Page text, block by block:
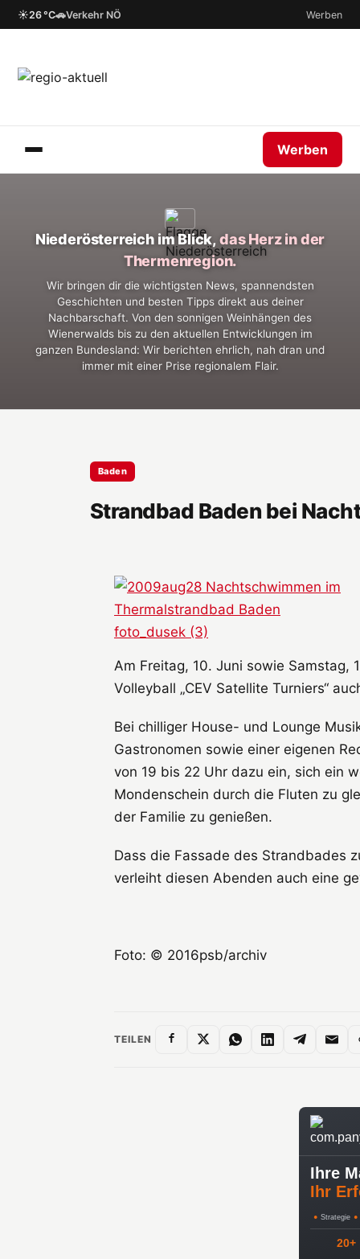
☀26 °C🚗Verkehr NÖ Werben
Werben
Niederösterreich im Blick, das Herz in der
Thermenregion.
Wir bringen dir die wichtigsten News, spannendsten
Geschichten und besten Tipps direkt aus deiner
Nachbarschaft. Von den sonnigen Weinhängen des
Wienerwalds bis zu den aktuellen Entwicklungen im
ganzen Bundesland: Wir berichten ehrlich, nah dran und
immer mit einer Prise regionalem Flair.
Baden
Strandbad Baden bei
Am Freitag, 10. Juni sowie Samstag,
Volleyball „CEV Satellite Turniers“
Bei chilliger House- und Lounge
Gastronomen sowie einer eigenen
von 19 bis 22 Uhr dazu ein, sich ein
Mondenschein durch die Fluten zu
der Familie zu genießen.
Dass die Fassade des Strandbades
verleiht diesen Abenden auch eine
Foto: © 2016psb/archiv
TEILEN
Ihre
Ihr
● Strategie ●
20+